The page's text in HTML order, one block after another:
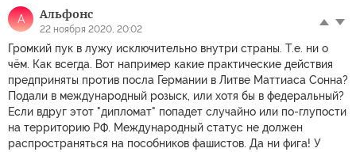
А Альфонс
22 ноября 2020, 20:02
Громкий пук в лужу исключительно внутри страны. Т.е. ни о
чём. Как всегда. Вот например какие практические действия
предприняты против посла Германии в Литве Маттиаса Сонна?
Подали в международный розыск, или хотя бы в федеральный?
Если вдруг этот "дипломат" попадет случайно или по-глупости
на территорию РФ. Международный статус не должен
распространяться на пособников фашистов. Да ни фига! У